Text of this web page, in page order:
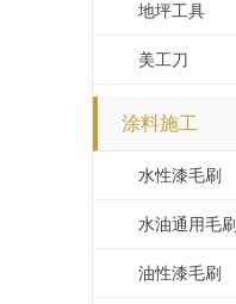
地坪工具
美工刀
涂料施工
水性漆毛刷
水油通用毛刷
油性漆毛刷